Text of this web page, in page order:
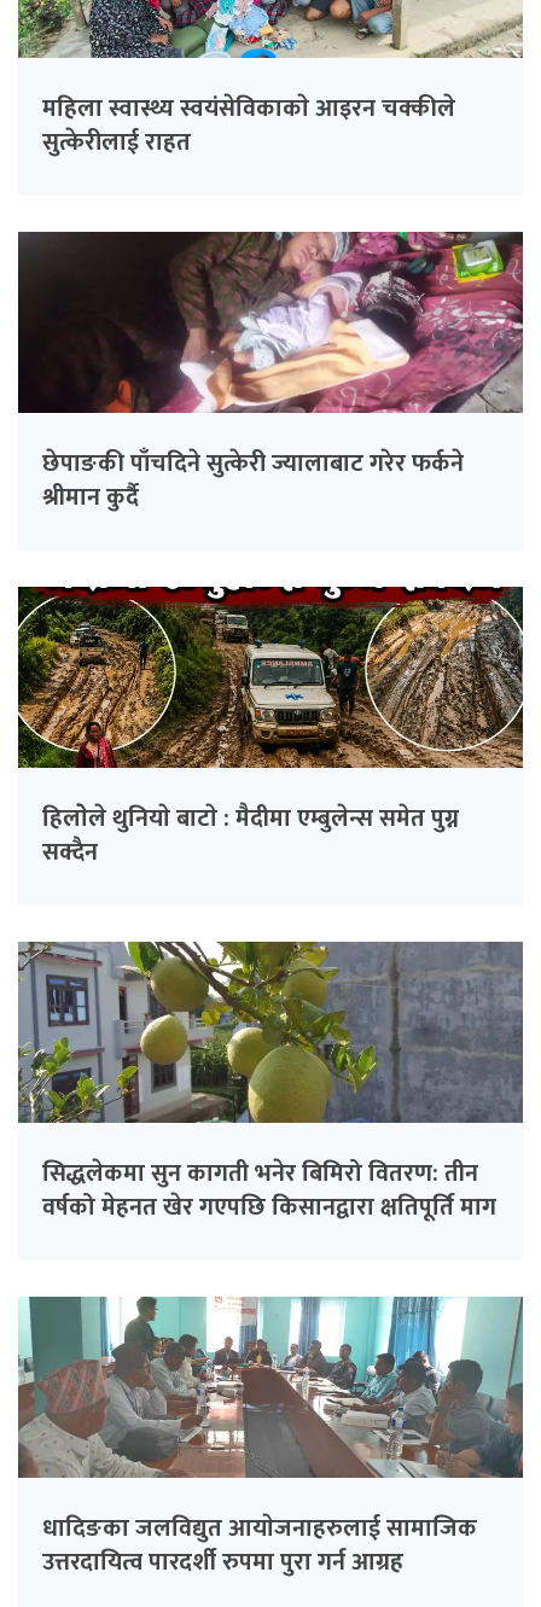
महिला स्वास्थ्य स्वयंसेविकाकाे आइरन चक्कीले
सुत्केरीलाई राहत
छेपाङकी पाँचदिने सुत्केरी ज्यालाबाट गरेर फर्कने
श्रीमान कुर्दै
हिलाेेले थुनियाे बाटाे : मैदीमा एम्बुलेन्स समेत पुग्न
सक्दैन
सिद्धलेकमा सुन कागती भनेर बिमिरो वितरण: तीन
वर्षको मेहनत खेर गएपछि किसानद्वारा क्षतिपूर्ति माग
धादिङका जलविद्युत आयाेजनाहरुलाई सामाजिक
उत्तरदायित्व पारदर्शी रुपमा पुरा गर्न आग्रह